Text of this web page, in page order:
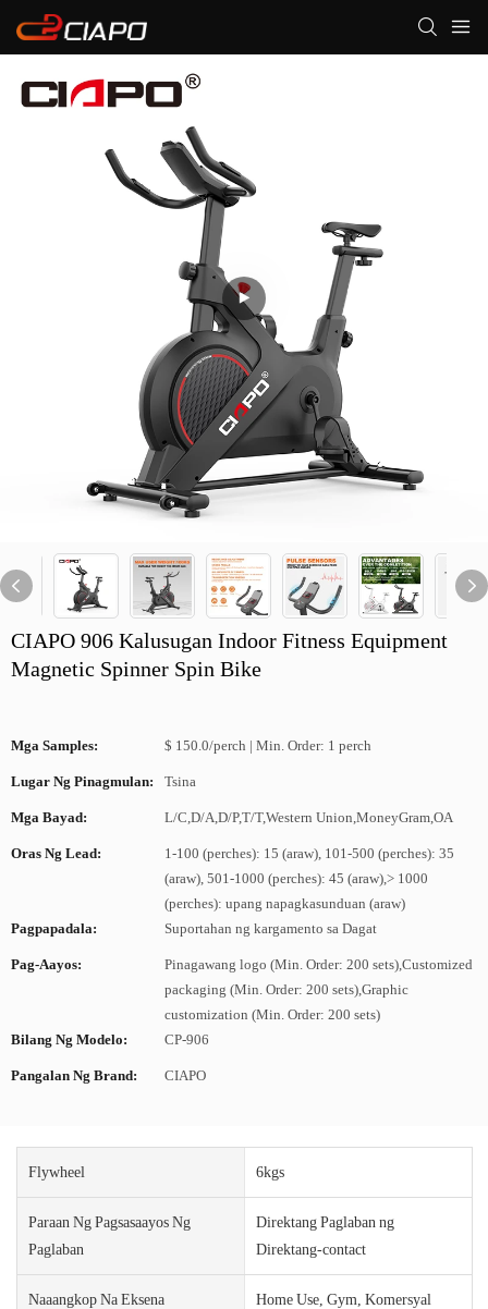
CIAPO 906 Kalusugan Indoor Fitness Equipment
Magnetic Spinner Spin Bike
Mga Samples: $ 150.0/perch | Min. Order: 1 perch
Lugar Ng Pinagmulan: Tsina
Mga Bayad: L/C,D/A,D/P,T/T,Western Union,MoneyGram,OA
Oras Ng Lead:
1-100 (perches): 15 (araw), 101-500 (perches): 35
(araw), 501-1000 (perches): 45 (araw),> 1000
(perches): upang napagkasunduan (araw)
Pagpapadala:
Suportahan ng kargamento sa Dagat
Pag-Aayos:
Pinagawang logo (Min. Order: 200 sets),Customized
packaging (Min. Order: 200 sets),Graphic
customization (Min. Order: 200 sets)
Bilang Ng Modelo:
CP-906
Pangalan Ng Brand: CIAPO
Flywheel 6kgs
Paraan Ng Pagsasaayos Ng
Paglaban
Direktang Paglaban ng
Direktang-contact
Naaangkop Na Eksena Home Use, Gym, Komersyal